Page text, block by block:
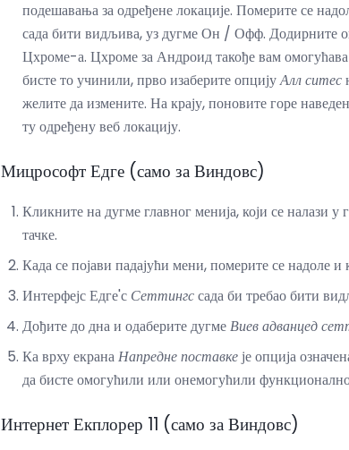
подешавања за одређене локације. Померите се
сада бити видљива, уз дугме Он / Офф. Додирните
Цхроме-а. Цхроме за Андроид такође вам
бисте то учинили, прво изаберите опцијуАлл ситес
желите да измените. На крају, поновите горе
ту одређену веб локацију.
Мицрософт Едге (само за Виндовс)
Кликните на дугме главног менија, који се налази
тачке.
Када се појави падајући мени, померите се надоле и
Интерфејс Едге'с Сеттингссада би требао бити
Дођите до дна и одаберите дугмеВиев адванцед
Ка врху екранаНапредне поставкеје опција
да бисте омогућили или онемогућили
Интернет Екплорер 11 (само за Виндовс)